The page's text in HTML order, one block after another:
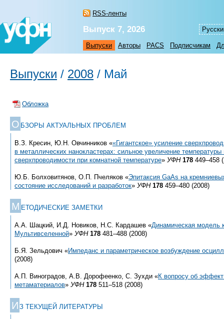
RSS-ленты
Выпуск 7, 2026
Выпуски Авторы PACS Подписчикам
Выпуски / 2008 / Май
Обложка
О БЗОРЫ АКТУАЛЬНЫХ ПРОБЛЕМ
В.З. Кресин, Ю.Н. Овчинников ««Гигантское» усиление
в металлических нанокластерах: сильное увеличение
сверхпроводимости при комнатной температуре» УФН 178 449–458
Ю.Б. Болховитянов, О.П. Пчеляков «Эпитаксия GaAs на
состояние исследований и разработок» УФН 178 459–480 (2008)
М ЕТОДИЧЕСКИЕ ЗАМЕТКИ
А.А. Шацкий, И.Д. Новиков, Н.С. Кардашев «Динамическая модель
Мультивселенной» УФН 178 481–488 (2008)
Б.Я. Зельдович «Импеданс и параметрическое возбуждение
(2008)
А.П. Виноградов, А.В. Дорофеенко, С. Зухди «К вопросу об
метаматериалов» УФН 178 511–518 (2008)
И З ТЕКУЩЕЙ ЛИТЕРАТУРЫ